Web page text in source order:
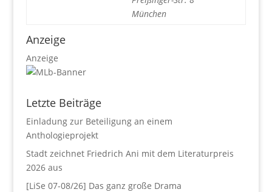
München
Anzeige
Anzeige
Letzte Beiträge
Einladung zur Beteiligung an einem
Anthologieprojekt
Stadt zeichnet Friedrich Ani mit dem Literaturpreis
2026 aus
[LiSe 07-08/26] Das ganz große Drama